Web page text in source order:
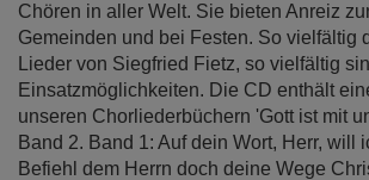
Chören in aller Welt. Sie bieten Anreiz
Gemeinden und bei Festen. So vielfältig
Lieder von Siegfried Fietz, so vielfältig
Einsatzmöglichkeiten. Die CD enthält
unseren Chorliederbüchern 'Gott ist mit
Band 2. Band 1: Auf dein Wort, Herr, will
Befiehl dem Herrn doch deine Wege